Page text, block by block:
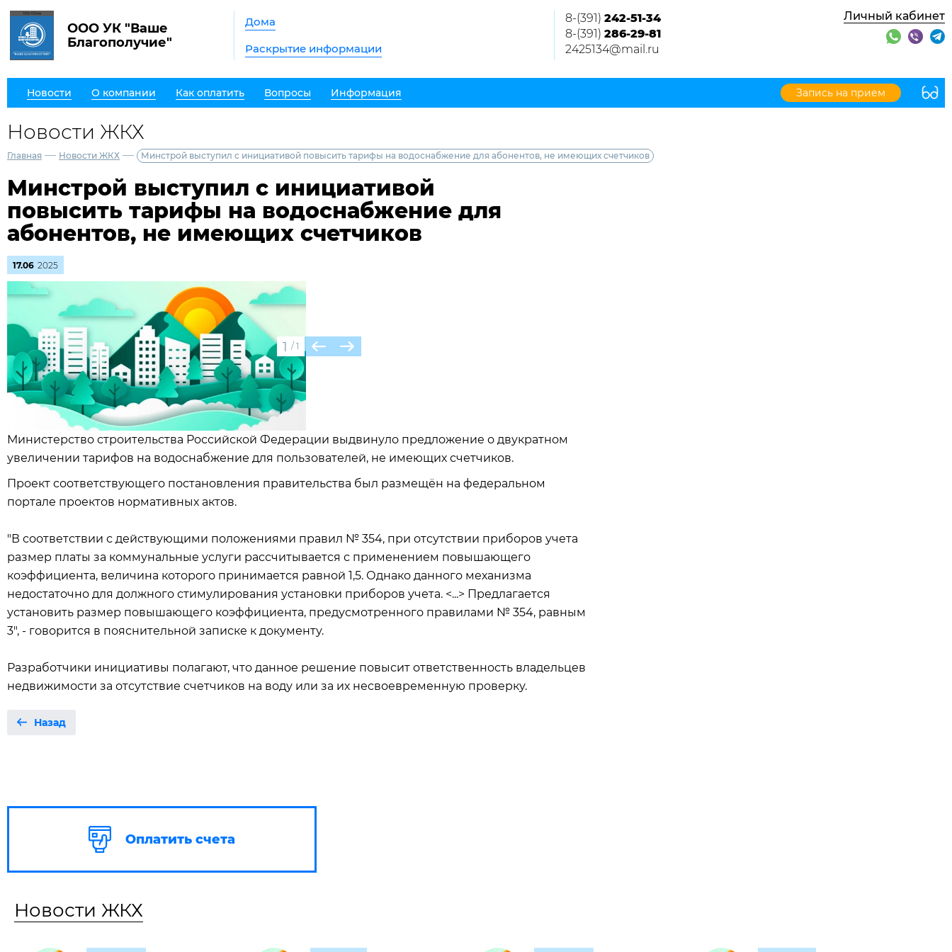
ООО УК "Ваше
Благополучие"
Дома
Раскрытие информации
8-(391) 242-51-34
8-(391) 286-29-81
2425134@mail.ru
Личный кабинет
Новости О компании Как оплатить Вопросы Информация Запись на прием
Новости ЖКХ
Главная — Новости ЖКХ — Минстрой выступил с инициативой повысить тарифы на водоснабжение для абонентов, не имеющих счетчиков
Минстрой выступил с инициативой
повысить тарифы на водоснабжение для
абонентов, не имеющих счетчиков
17.06 2025
1 / 1
Министерство строительства Российской Федерации выдвинуло предложение о двукратном
увеличении тарифов на водоснабжение для пользователей, не имеющих счетчиков.
Проект соответствующего постановления правительства был размещён на федеральном
портале проектов нормативных актов.
"В соответствии с действующими положениями правил № 354, при отсутствии приборов учета
размер платы за коммунальные услуги рассчитывается с применением повышающего
коэффициента, величина которого принимается равной 1,5. Однако данного механизма
недостаточно для должного стимулирования установки приборов учета. <...> Предлагается
установить размер повышающего коэффициента, предусмотренного правилами № 354, равным
3", - говорится в пояснительной записке к документу.
Разработчики инициативы полагают, что данное решение повысит ответственность владельцев
недвижимости за отсутствие счетчиков на воду или за их несвоевременную проверку.
Назад
Оплатить счета
Новости ЖКХ